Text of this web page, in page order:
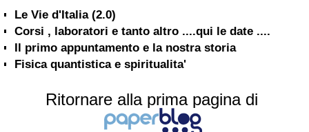
Le Vie d'Italia (2.0)
Corsi , laboratori e tanto altro ....qui le date ....
Il primo appuntamento e la nostra storia
Fisica quantistica e spiritualita'
Ritornare alla prima pagina di